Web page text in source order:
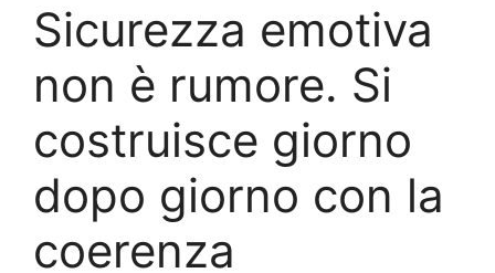
Sicurezza emotiva
non è rumore. Si
costruisce giorno
dopo giorno con la
coerenza